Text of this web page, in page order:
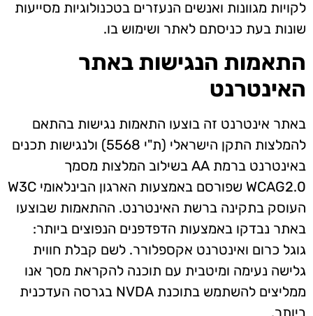
לקויות מגוונות ואנשים הנעזרים בטכנולוגיות מסייעות
שונות בעת כניסתם לאתר ושימוש בו.
התאמות הנגישות באתר
האינטרנט
באתר אינטרנט זה בוצעו התאמות נגישות בהתאם
להמלצות התקן הישראלי (ת"י 5568) ולנגישות תכנים
באינטרנט ברמת AA בשילוב המלצות מסמך
WCAG2.0 שפורסם באמצעות הארגון הבינלאומי W3C
העוסק בתקינה ברשת האינטרנט. ההתאמות שבוצעו
באתר נבדקו באמצעות הדפדפנים הנפוצים ביותר:
גוגל כרום ואינטרנט אקספלורר. לשם קבלת חווית
גלישה נעימה ומיטבית עם תוכנה להקראת מסך אנו
ממליצים להשתמש בתוכנת NVDA בגרסה העדכנית